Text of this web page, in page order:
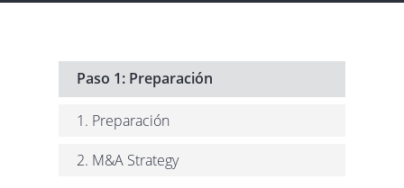
Paso 1: Preparación
1. Preparación
2. M&A Strategy